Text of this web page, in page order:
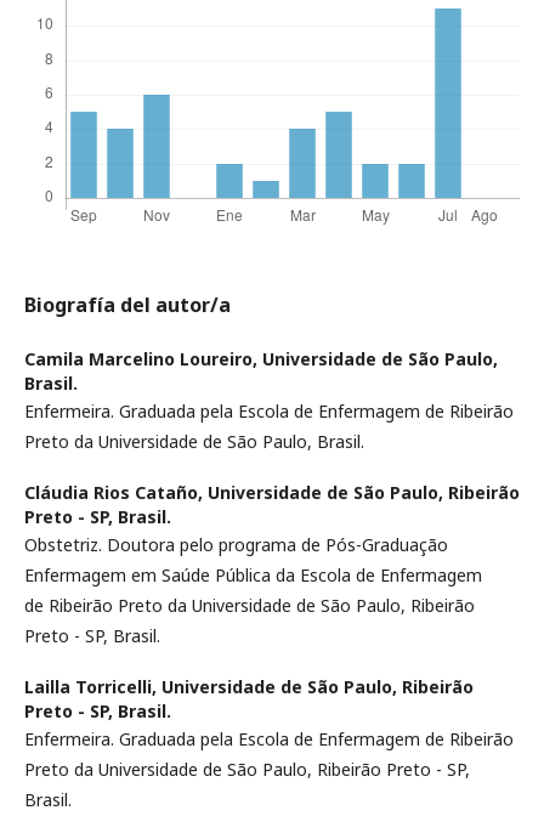
Biografía del autor/a
Camila Marcelino Loureiro, Universidade de São Paulo,
Brasil.
Enfermeira. Graduada pela Escola de Enfermagem de Ribeirão
Preto da Universidade de São Paulo, Brasil.
Cláudia Rios Cataño, Universidade de São Paulo, Ribeirão
Preto - SP, Brasil.
Obstetriz. Doutora pelo programa de Pós-Graduação
Enfermagem em Saúde Pública da Escola de Enfermagem
de Ribeirão Preto da Universidade de São Paulo, Ribeirão
Preto - SP, Brasil.
Lailla Torricelli, Universidade de São Paulo, Ribeirão
Preto - SP, Brasil.
Enfermeira. Graduada pela Escola de Enfermagem de Ribeirão
Preto da Universidade de São Paulo, Ribeirão Preto - SP,
Brasil.